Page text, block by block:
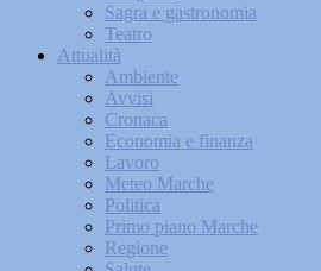
Sagra e gastronomia
Teatro
Attualità
Ambiente
Avvisi
Cronaca
Economia e finanza
Lavoro
Meteo Marche
Politica
Primo piano Marche
Regione